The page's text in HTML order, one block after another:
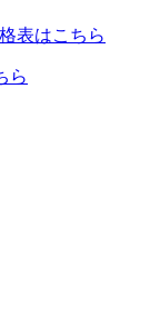
表はこちら
ら